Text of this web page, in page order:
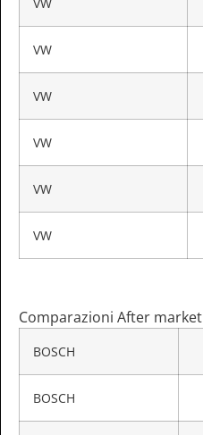
VW
VW
VW
VW
VW
Comparazioni After market
BOSCH
BOSCH